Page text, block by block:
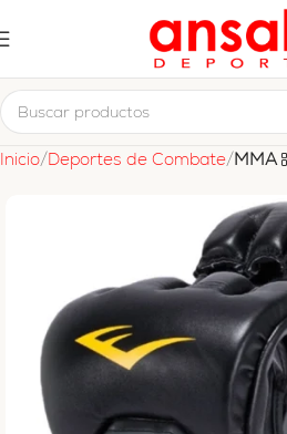
Inicio Deportes de Combate MMA